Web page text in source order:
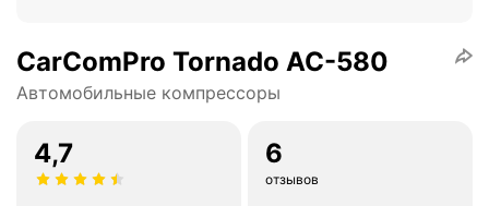
CarComPro Tornado AC-580
Автомобильные компрессоры
4,7 6
отзывов